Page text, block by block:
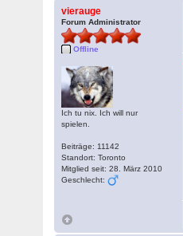
vierauge
Forum Administrator
Offline
Ich tu nix. Ich will nur
spielen.
Beiträge: 11142
Standort: Toronto
Mitglied seit: 28. März 2010
Geschlecht: